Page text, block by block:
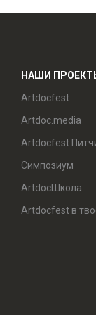
НАШИ
Artdocfest
Artdoc.media
Artdocfest
Симпозиум
ArtdocШкола
Artdocfest в